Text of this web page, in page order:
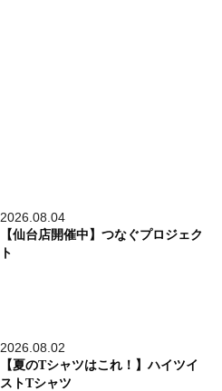
2026.08.04
【仙台店開催中】つなぐプロジェク
ト
2026.08.02
【夏のTシャツはこれ！】ハイツイ
ストTシャツ